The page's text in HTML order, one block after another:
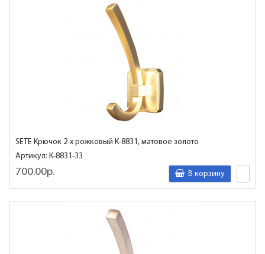
SETE Крючок 2-х рожковый K-8831, матовое золото
Артикул: K-8831-33
700.00р. В корзину